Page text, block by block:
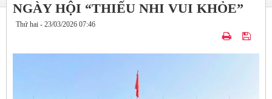
NGÀY HỘI “THIẾU NHI VUI KHỎE”
Thứ hai - 23/03/2026 07:46